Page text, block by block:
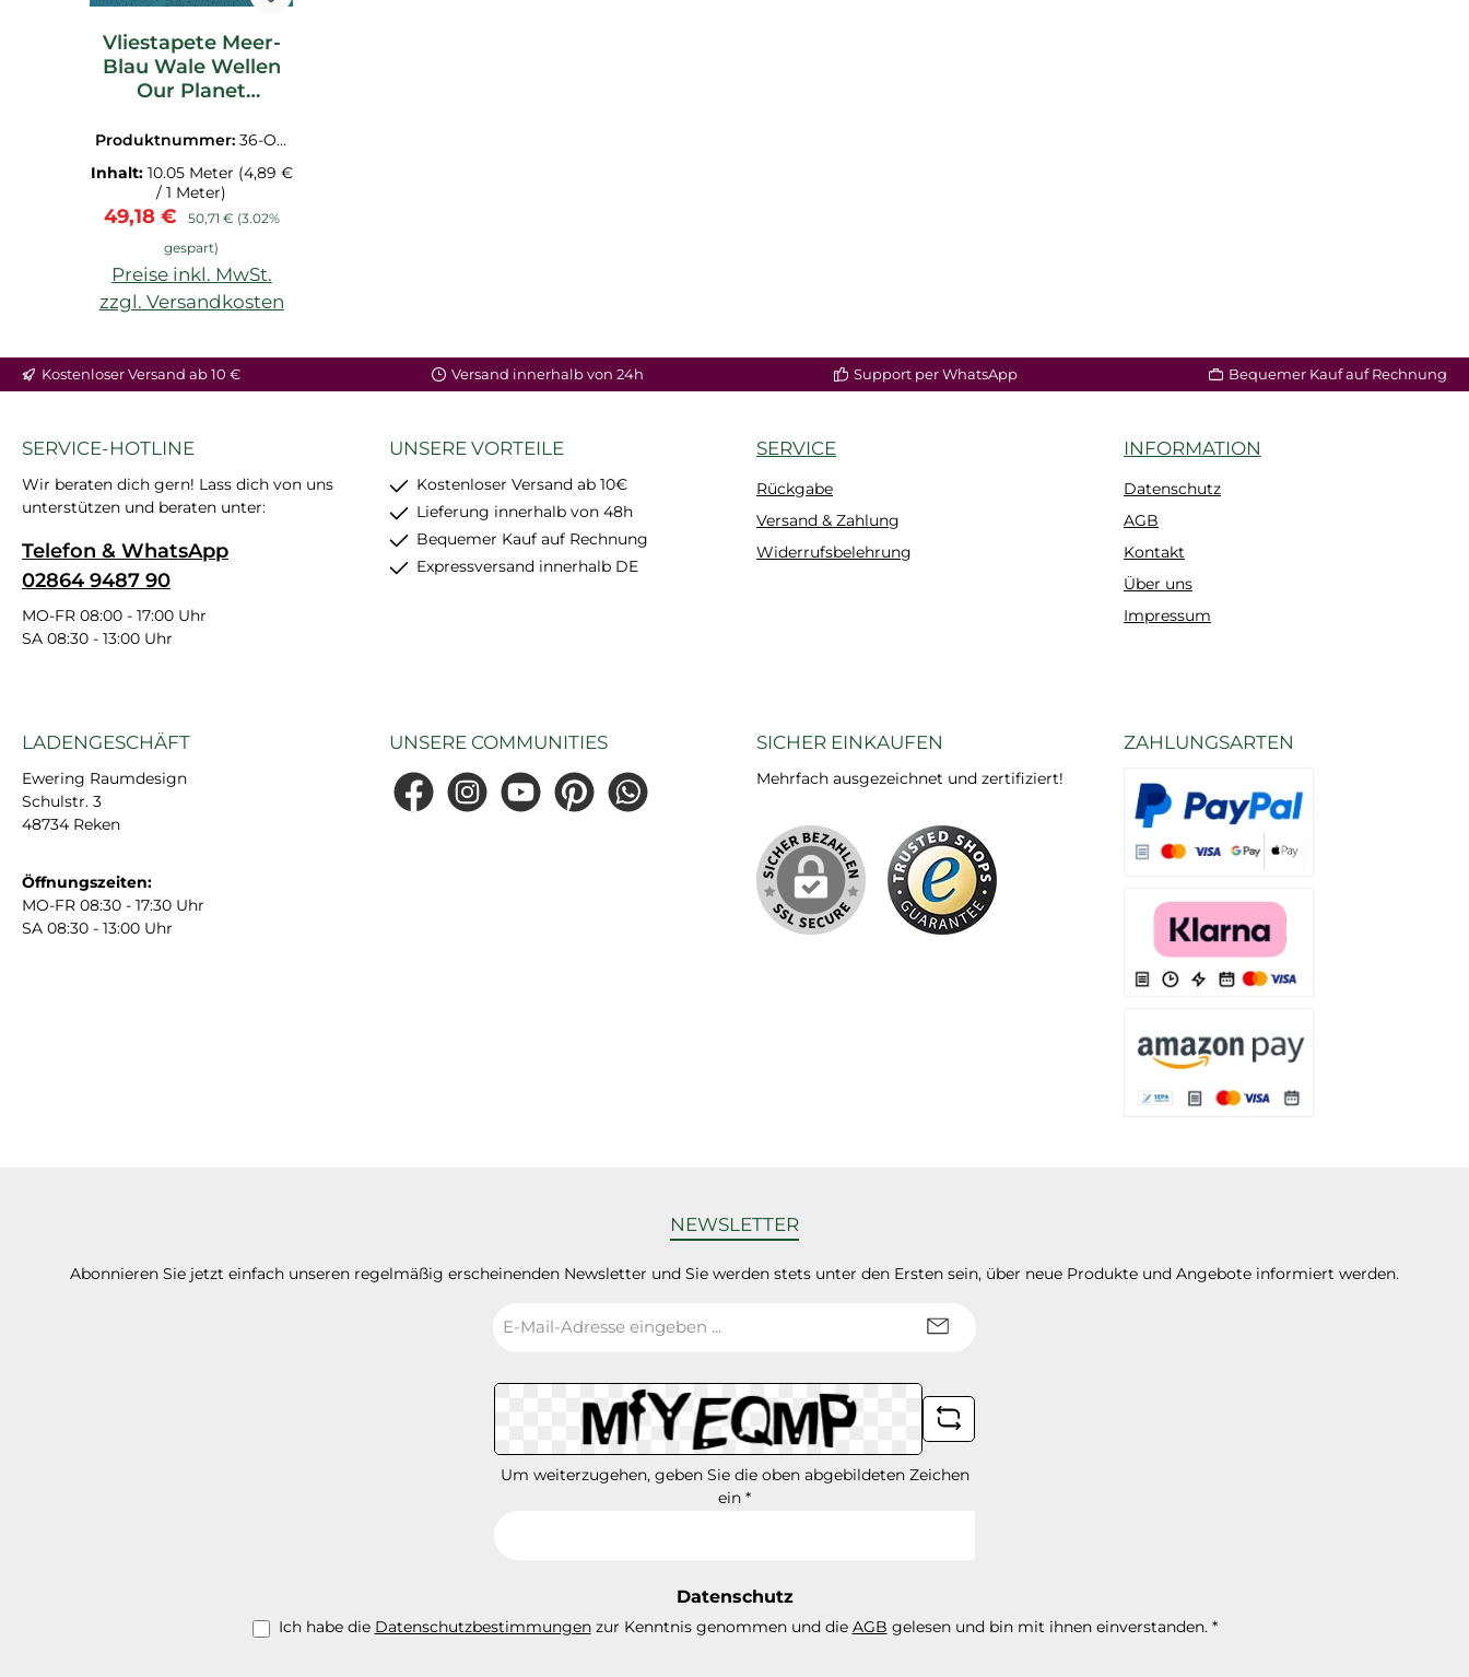
Vliestapete Meer-
Blau Wale Wellen
Our Planet
Produktnummer: 36-OU
P102016608.1M
Inhalt: 10.05 Meter (4,89 €
/ 1 Meter)
Verkaufspreis:
49,18 € Regulärer Preis:
50,71 € (3.02%
gespart)
Preise inkl. MwSt.
zzgl. Versandkosten
Kostenloser Versand ab 10 € Versand innerhalb von 24h Support per WhatsApp Bequemer Kauf auf Rechnung
SERVICE-HOTLINE
Wir beraten dich gern! Lass dich von uns
unterstützen und beraten unter:
Telefon & WhatsApp
02864 9487 90
MO-FR 08:00 - 17:00 Uhr
SA 08:30 - 13:00 Uhr
UNSERE VORTEILE
Kostenloser Versand ab 10€
Lieferung innerhalb von 48h
Bequemer Kauf auf Rechnung
Expressversand innerhalb DE
SERVICE
Rückgabe
Versand & Zahlung
Widerrufsbelehrung
INFORMATION
Datenschutz
AGB
Kontakt
Über uns
Impressum
LADENGESCHÄFT
Ewering Raumdesign
Schulstr. 3
48734 Reken
Öffnungszeiten:
MO-FR 08:30 - 17:30 Uhr
SA 08:30 - 13:00 Uhr
UNSERE COMMUNITIES
FacebookInstagramYouTubePinterestWhatsApp
SICHER EINKAUFEN
Mehrfach ausgezeichnet und zertifiziert!
ZAHLUNGSARTEN
NEWSLETTER
Abonnieren Sie jetzt einfach unseren regelmäßig erscheinenden Newsletter und Sie werden stets unter den Ersten sein, über neue Produkte und Angebote informiert werden.
Mail-
*
Um weiterzugehen, geben Sie die oben abgebildeten Zeichen
ein *
Datenschutz
Ich habe die Datenschutzbestimmungenzur Kenntnis genommen und die AGB gelesen und bin mit ihnen einverstanden. *